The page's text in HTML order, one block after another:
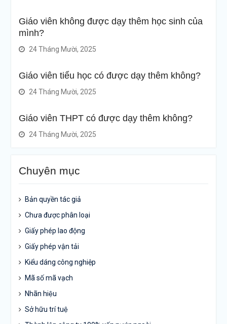
Giáo viên không được dạy thêm học sinh của
mình?
24 Tháng Mười, 2025
Giáo viên tiểu học có được dạy thêm không?
24 Tháng Mười, 2025
Giáo viên THPT có được dạy thêm không?
24 Tháng Mười, 2025
Chuyên mục
Bản quyền tác giả
Chưa được phân loại
Giấy phép lao động
Giấy phép vận tải
Kiểu dáng công nghiệp
Mã số mã vạch
Nhãn hiệu
Sở hữu trí tuệ